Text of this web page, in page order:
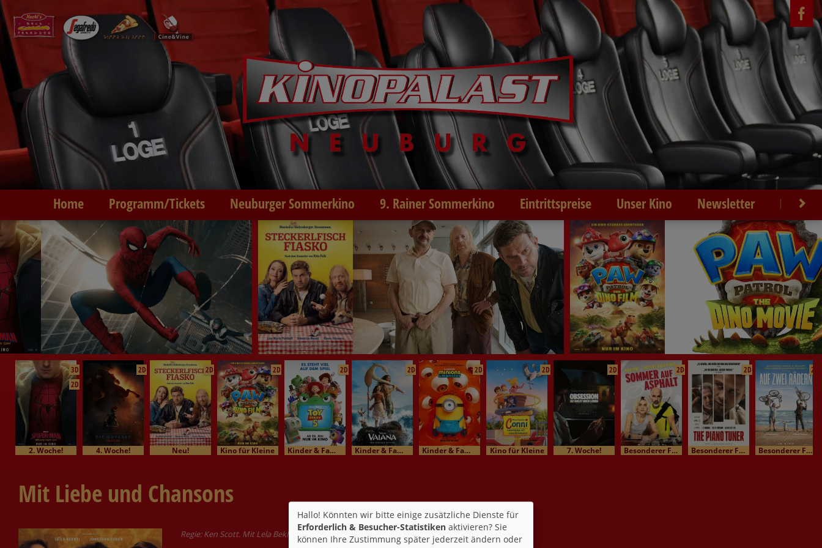
Home Programm/Tickets Neuburger Sommerkino 9. Rainer Sommerkino Eintrittspreise Unser Kino Newsletter Kontakt
3D
2D
2. Woche!
2D
4. Woche!
2D
Neu!
2D
Kino für Kleine
2D
Kinder & Familienkino
2D
Kinder & Familienkino
2D
Kinder & Familienkino
2D
Kino für Kleine
2D
7. Woche!
2D
Besonderer Film / Kinomatinee
2D
Besonderer Film / Kinomatinee
2D
Besonderer Film / Kinomatinee
Mit Liebe und Chansons
Regie: Ken Scott. Mit Lela Bekhti, Jonathan Cohen, Josephine Japy
Hallo! Könnten wir bitte einige zusätzliche Dienste für
Erforderlich & Besucher-Statistiken aktivieren? Sie
können Ihre Zustimmung später jederzeit ändern oder